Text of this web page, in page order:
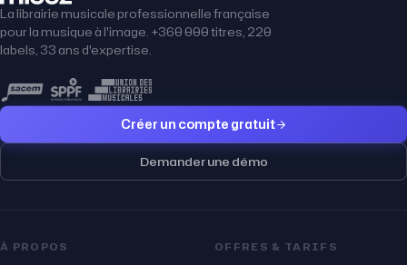
La librairie musicale professionnelle française
pour la musique à l'image. +360 000 titres, 220
labels, 33 ans d'expertise.
Créer un compte gratuit
Demander une démo
À PROPOS OFFRES & TARIFS